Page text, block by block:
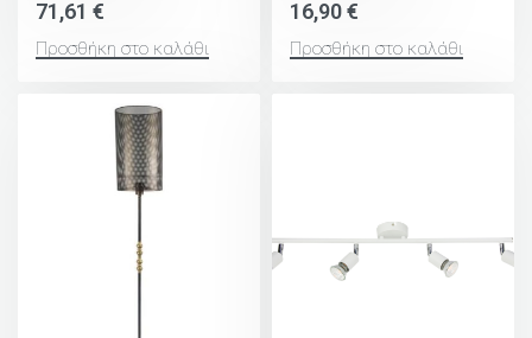
71,61 €
Προσθήκη στο καλάθι
16,90€
Προσθήκη στο καλάθι